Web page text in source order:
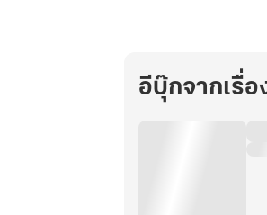
อีบุ๊กจากเรื่อ